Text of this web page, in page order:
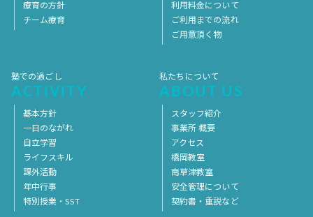
療育の方針
チーム療育
利用料金について
ご利用までの流れ
ご用意頂く物
塾での過ごし
ACTIVITY
基本方針
一日のながれ
自立学習
ライフスキル
課外活動
年中行事
特別授業・SST
私たちについて
ABOUT US
スタッフ紹介
事業所 概要
アクセス
橋岡教室
南草津教室
安全管理について
契約書・重説など